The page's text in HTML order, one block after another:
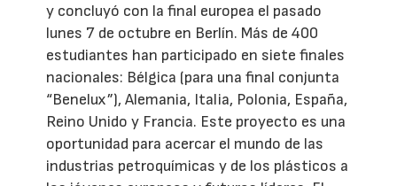
y concluyó con la final europea el pasado
lunes 7 de octubre en Berlín. Más de 400
estudiantes han participado en siete finales
nacionales: Bélgica (para una final conjunta
“Benelux”), Alemania, Italia, Polonia, España,
Reino Unido y Francia. Este proyecto es una
oportunidad para acercar el mundo de las
industrias petroquímicas y de los plásticos a